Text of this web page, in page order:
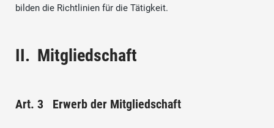
bilden die Richtlinien für die Tätigkeit.
II. Mitgliedschaft
Art. 3 Erwerb der Mitgliedschaft